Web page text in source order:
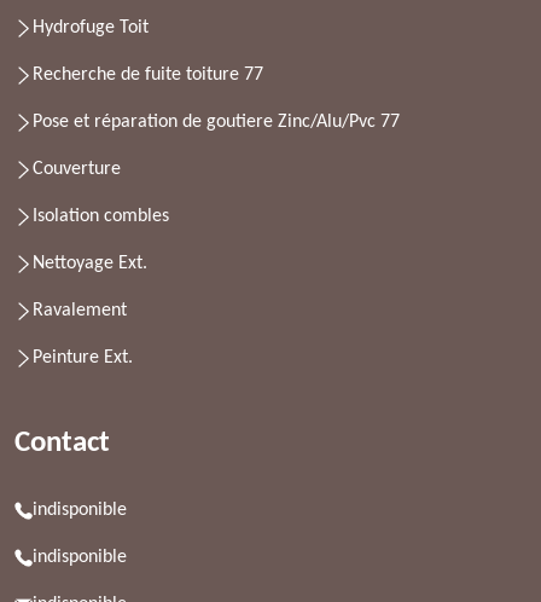
Hydrofuge Toit
Recherche de fuite toiture 77
Pose et réparation de goutiere Zinc/Alu/Pvc 77
Couverture
Isolation combles
Nettoyage Ext.
Ravalement
Peinture Ext.
Contact
indisponible
indisponible